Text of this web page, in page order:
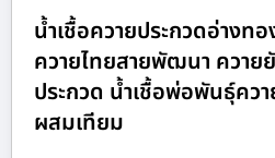
น้ำเชื้อควายประกวดอ่างท
ควายไทยสายพัฒนา ควาย
ประกวด น้ำเชื้อพ่อพันธุ์คว
ผสมเทียม